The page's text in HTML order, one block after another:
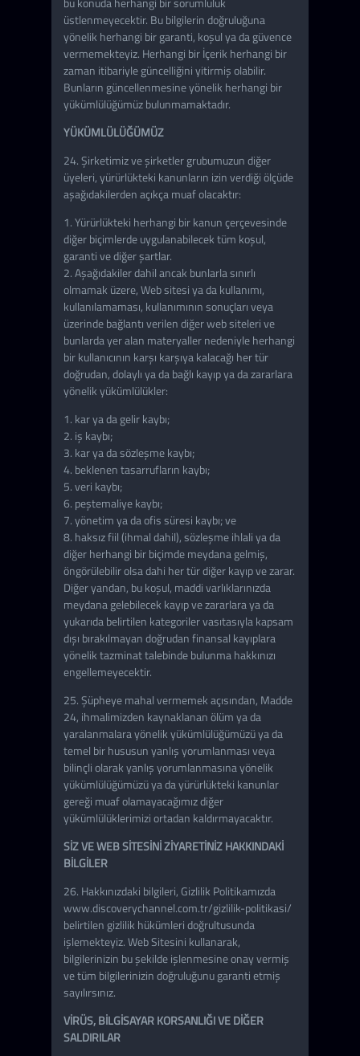
üstlenmeyecektir. Bu bilgilerin doğruluğuna
yönelik herhangi bir garanti, koşul ya da güvence
vermemekteyiz. Herhangi bir İçerik herhangi bir
zaman itibariyle güncelliğini yitirmiş olabilir.
Bunların güncellenmesine yönelik herhangi bir
yükümlülüğümüz bulunmamaktadır.
YÜKÜMLÜLÜĞÜMÜZ
24. Şirketimiz ve şirketler grubumuzun diğer
üyeleri, yürürlükteki kanunların izin verdiği ölçüde
aşağıdakilerden açıkça muaf olacaktır:
1. Yürürlükteki herhangi bir kanun çerçevesinde
diğer biçimlerde uygulanabilecek tüm koşul,
garanti ve diğer şartlar.
2. Aşağıdakiler dahil ancak bunlarla sınırlı
olmamak üzere, Web sitesi ya da kullanımı,
kullanılamaması, kullanımının sonuçları veya
üzerinde bağlantı verilen diğer web siteleri ve
bunlarda yer alan materyaller nedeniyle herhangi
bir kullanıcının karşı karşıya kalacağı her tür
doğrudan, dolaylı ya da bağlı kayıp ya da zararlara
yönelik yükümlülükler:
1. kar ya da gelir kaybı;
2. iş kaybı;
3. kar ya da sözleşme kaybı;
4. beklenen tasarrufların kaybı;
5. veri kaybı;
6. peştemaliye kaybı;
7. yönetim ya da ofis süresi kaybı; ve
8. haksız fiil (ihmal dahil), sözleşme ihlali ya da
diğer herhangi bir biçimde meydana gelmiş,
öngörülebilir olsa dahi her tür diğer kayıp ve zarar.
Diğer yandan, bu koşul, maddi varlıklarınızda
meydana gelebilecek kayıp ve zararlara ya da
yukarıda belirtilen kategoriler vasıtasıyla kapsam
dışı bırakılmayan doğrudan finansal kayıplara
yönelik tazminat talebinde bulunma hakkınızı
engellemeyecektir.
25. Şüpheye mahal vermemek açısından, Madde
24, ihmalimizden kaynaklanan ölüm ya da
yaralanmalara yönelik yükümlülüğümüzü ya da
temel bir hususun yanlış yorumlanması veya
bilinçli olarak yanlış yorumlanmasına yönelik
yükümlülüğümüzü ya da yürürlükteki kanunlar
gereği muaf olamayacağımız diğer
yükümlülüklerimizi ortadan kaldırmayacaktır.
SİZ VE WEB SİTESİNİ ZİYARETİNİZ HAKKINDAKİ
BİLGİLER
26. Hakkınızdaki bilgileri, Gizlilik Politikamızda
www.discoverychannel.com.tr/gizlilik-politikasi/
belirtilen gizlilik hükümleri doğrultusunda
işlemekteyiz. Web Sitesini kullanarak,
bilgilerinizin bu şekilde işlenmesine onay vermiş
ve tüm bilgilerinizin doğruluğunu garanti etmiş
sayılırsınız.
VİRÜS, BİLGİSAYAR KORSANLIĞI VE DİĞER
SALDIRILAR